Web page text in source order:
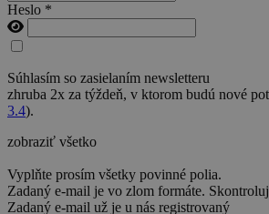
Heslo *
Súhlasím so zasielaním newsletteru
zhruba 2x za týždeň, v ktorom budú nové
3.4).
zobraziť všetko
Vyplňte prosím všetky povinné polia.
Zadaný e-mail je vo zlom formáte.
Zadaný e-mail už je u nás registrovaný